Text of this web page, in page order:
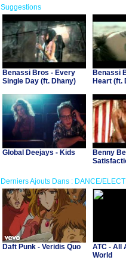
Suggestions
Benassi Bros - Every
Single Day (ft. Dhany)
Benassi
Heart (ft.
Global Deejays - Kids
Benny
Derniers Ajouts Dans : DANCE/
Daft Punk - Veridis Quo
ATC - All
World